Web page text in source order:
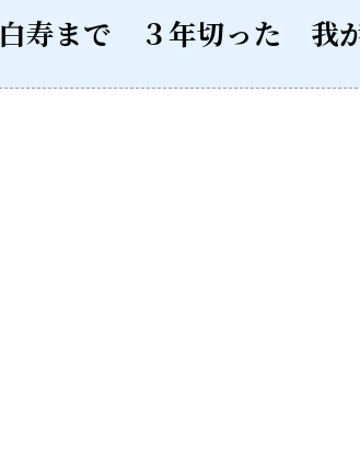
白寿まで ３年切った 我